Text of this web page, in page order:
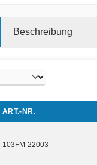
Beschreibung
ART.-NR.
103FM-22003